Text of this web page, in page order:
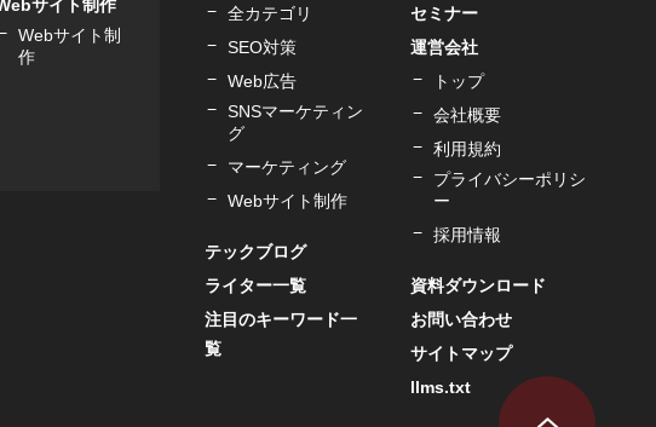
サイト制作
Webサイト制
作
全カテゴリ
SEO対策
Web広告
SNSマーケティン
グ
マーケティング
Webサイト制作
テックブログ
ライター一覧
注目のキーワード一
覧
セミナー
運営会社
トップ
会社概要
利用規約
プライバシーポリシ
ー
採用情報
資料ダウンロード
お問い合わせ
サイトマップ
llms.txt